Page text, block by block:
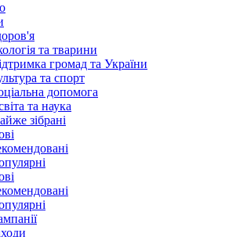
та тварини
громад та України
та спорт
допомога
та наука
зібрані